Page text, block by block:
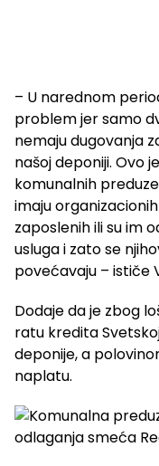
– U narednom
problem jer samo
nemaju dugovanja
našoj deponiji. Ovo
komunalnih
imaju
zaposlenih ili su im
usluga i zato se
povećavaju – ističe
Dodaje da je zbog
ratu kredita
deponije, a
naplatu.